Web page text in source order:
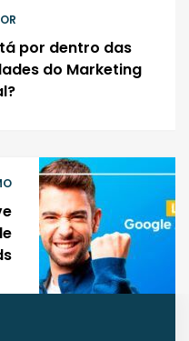
por dentro das
do Marketing